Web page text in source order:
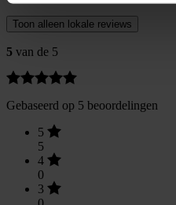
Toon alleen lokale reviews
5 van de 5
Gebaseerd op 5 beoordelingen
5
5
4
0
3